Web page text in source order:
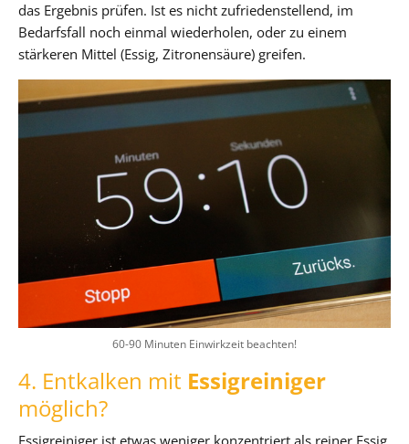
das Ergebnis prüfen. Ist es nicht zufriedenstellend, im
Bedarfsfall noch einmal wiederholen, oder zu einem
stärkeren Mittel (Essig, Zitronensäure) greifen.
60-90 Minuten Einwirkzeit beachten!
4. Entkalken mit Essigreiniger
möglich?
Essigreiniger ist etwas weniger konzentriert als reiner Essig